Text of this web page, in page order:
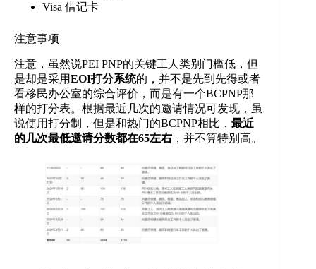
Visa 借记卡
注意事项
注意，虽然说PEI PNP的关键工人类别门槛低，但
是却是采用EOI打分系统的，并不是先到先得或者
看移民办公室的综合评价，而是有一个BCPNP那
样的打分表。根据最近几次的邀请情况可发现，虽
说使用打分制，但是和热门的BCPNP相比， 最近
的几次最低邀请分数都在65左右 ，并不算特别高。